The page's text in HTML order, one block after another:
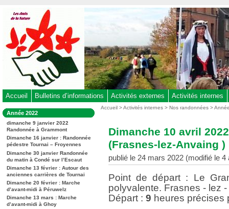
au
contenu
-
Aller
au
menu
-
à
la
recherche
Accueil Bulletins d’informations Activités externes Activités internes
Dans
la
rubrique
:
Année 2022
dimanche 9 janvier 2022
Randonnée à Grammont
Dimanche 16 janvier : Randonnée
pédestre Tournai – Froyennes
Dimanche 30 janvier Randonnée
du matin à Condé sur l’Escaut
Dimanche 13 février : Autour des
anciennes carrières de Tournai
Dimanche 20 février : Marche
d’avant-midi à Péruwelz
Dimanche 13 mars : Marche
d’avant-midi à Ghoy
Vous
Accueil >Activités internes >Nos randonnées>
Dimanche 10 avril
(Frasnes-lez-Anvaing
publié le 24 mars 2022 (modifié le 4
Point de départ : Le
polyvalente. Frasnes - lez
Départ :9 heures précises